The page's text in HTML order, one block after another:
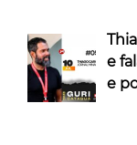
e
e